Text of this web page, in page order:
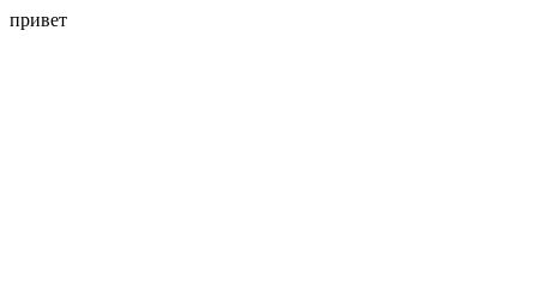
привет